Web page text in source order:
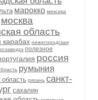
марокко мексика
москва
область
карабах нижегородская
полезное
россия
румыния
область рязань санкт-
сахалин